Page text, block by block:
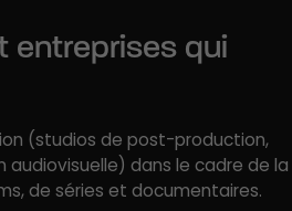
entreprises qui
(studios de post-production,
dans le cadre de la
de séries et documentaires.